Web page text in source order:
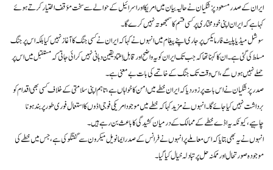
ایران کے صدر مسعود پزشکیان نے حالیہ بیان میں امریکا اور اسرائیل کے حوالے سے سخت مؤقف اختیار کرتے ہوئے
کہا ہے کہ ایران اپنی خودمختاری پر کسی قسم کا سمجھوتہ نہیں کرے گا۔
سوشل میڈیا پلیٹ فارمایکس پر جاری اپنے پیغام میں انہوں نے کہا کہ ایران نے کسی جنگ کا آغاز نہیں کیا بلکہ اس پر جنگ
مسلط کی گئی ہے۔ ان کا کہنا تھا کہ جب تک ایران کو یہ واضح اور قابلِ اعتماد یقین دہانی نہیں کرائی جاتی کہ مستقبل میں اس پر
حملے نہیں ہوں گے، اس وقت تک جنگ کے خاتمے کی بات بے معنی ہے۔
صدر پزشکیان نے اس بات پر زور دیا کہ ایران خطے میں امن کا خواہاں ہے، تاہم اپنی سلامتی کے خلاف کسی بھی اقدام کو
برداشت نہیں کیا جائے گا۔ انہوں نے مزید کہا کہ خطے میں موجود امریکی فوجی اڈوں کا استعمال فوری طور پر بند ہونا
چاہیے، کیونکہ یہ اڈے خطے کے ممالک کے درمیان کشیدگی کا باعث بن رہے ہیں۔
انہوں نے یہ بھی بتایا کہ اس معاملے پر انہوں نے فرانس کے صدر ایمانویل میکرون سے گفتگو کی ہے، جس میں خطے کی
موجودہ صورتحال اور ممکنہ حل پر تبادلہ خیال کیا گیا۔